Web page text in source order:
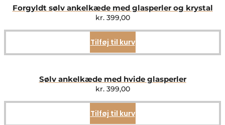
Forgyldt sølv ankelkæde med glasperler og krystal
kr.399,00
Tilføj til kurv
Sølv ankelkæde med hvide glasperler
kr.399,00
Tilføj til kurv